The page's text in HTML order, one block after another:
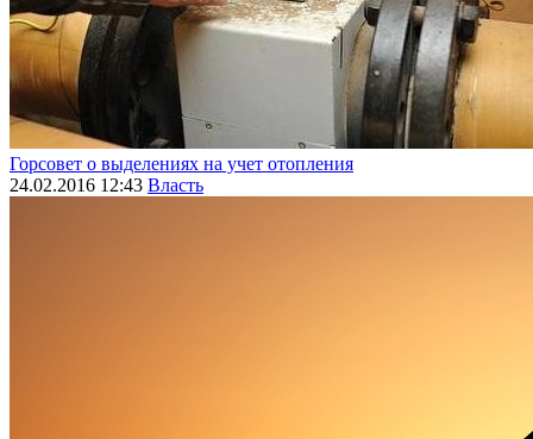
Горсовет о выделениях на учет отопления
24.02.2016 12:43 Власть